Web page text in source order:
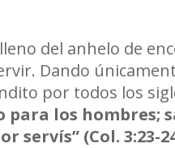
del anhelo de
Dando
por todos los
para los hombres;
servís” (Col. 3:23-